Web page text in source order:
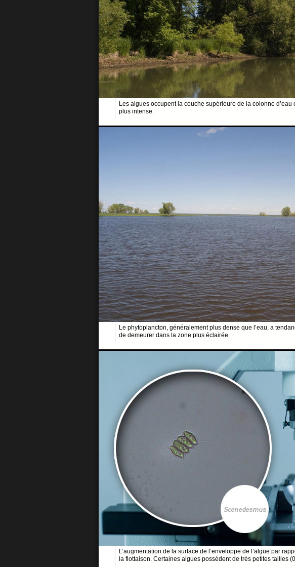
Les algues occupent la couche supérieure de la colonne
plus intense.
Le phytoplancton, généralement plus dense que l’eau, a
de demeurer dans la zone plus éclairée.
L’augmentation de la surface de l’enveloppe de l’algue par
la flottaison. Certaines algues possèdent de très petites tailles